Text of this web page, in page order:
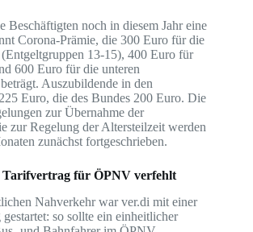
Beschäftigten noch in diesem Jahr eine
Corona-Prämie, die 300 Euro für die
13-15), 400 Euro für
600 Euro für die unteren
Auszubildende in den
Euro, die des Bundes 200 Euro. Die
zur Übernahme der
zur Regelung der Altersteilzeit werden
zunächst fortgeschrieben.
Tarifvertrag für ÖPNV verfehlt
Nahverkehr war ver.di mit einer
so sollte ein einheitlicher